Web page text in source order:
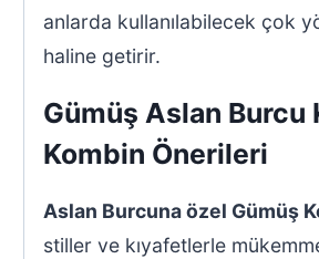
anlarda kullanılabilecek çok
haline getirir.
Gümüş Aslan Burcu
Kombin Önerileri
Aslan Burcuna özel Gümüş
stiller ve kıyafetlerle